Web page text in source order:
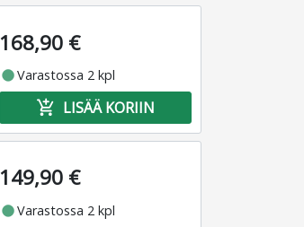
168,90 €
fiber_manual_recordVarastossa 2 kpl
add_shopping_cart LISÄÄ KORIIN
149,90 €
fiber_manual_recordVarastossa 2 kpl